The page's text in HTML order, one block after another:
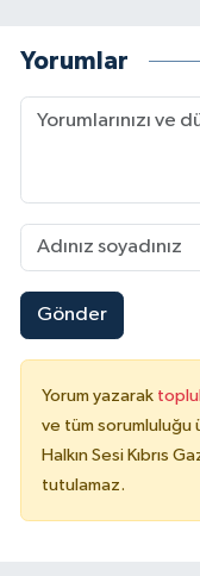
Yorumlar
Gönder
Yorum yazarak
ve tüm sorumluluğu
Halkın Sesi Kıbrıs
tutulamaz.